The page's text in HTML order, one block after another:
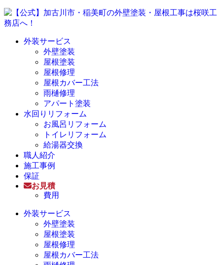
外装サービス
外壁塗装
屋根塗装
屋根修理
屋根カバー工法
雨樋修理
アパート塗装
水回りリフォーム
お風呂リフォーム
トイレリフォーム
給湯器交換
職人紹介
施工事例
保証
お見積
費用
外装サービス
外壁塗装
屋根塗装
屋根修理
屋根カバー工法